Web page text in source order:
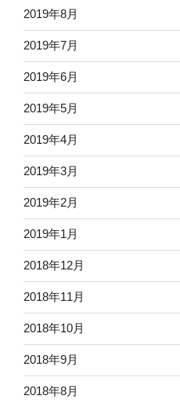
2019年8月
2019年7月
2019年6月
2019年5月
2019年4月
2019年3月
2019年2月
2019年1月
2018年12月
2018年11月
2018年10月
2018年9月
2018年8月